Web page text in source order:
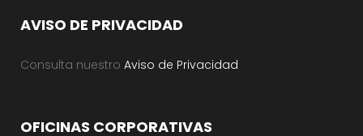
AVISO DE PRIVACIDAD
Consulta nuestro Aviso de Privacidad
OFICINAS CORPORATIVAS